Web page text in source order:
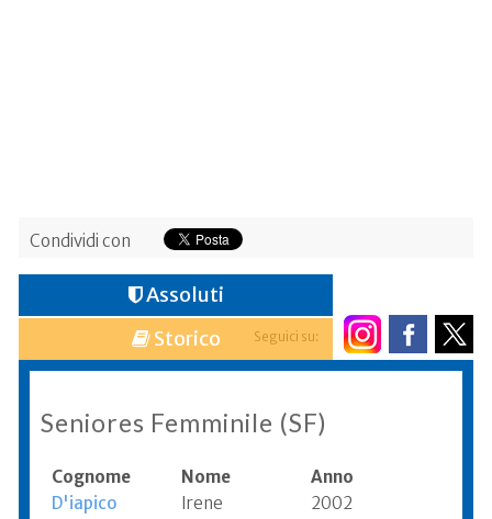
Condividi con
Seguici su:
Assoluti
Storico
Seniores Femminile (SF)
Cognome Nome
Anno
D'iapico
Irene
2002